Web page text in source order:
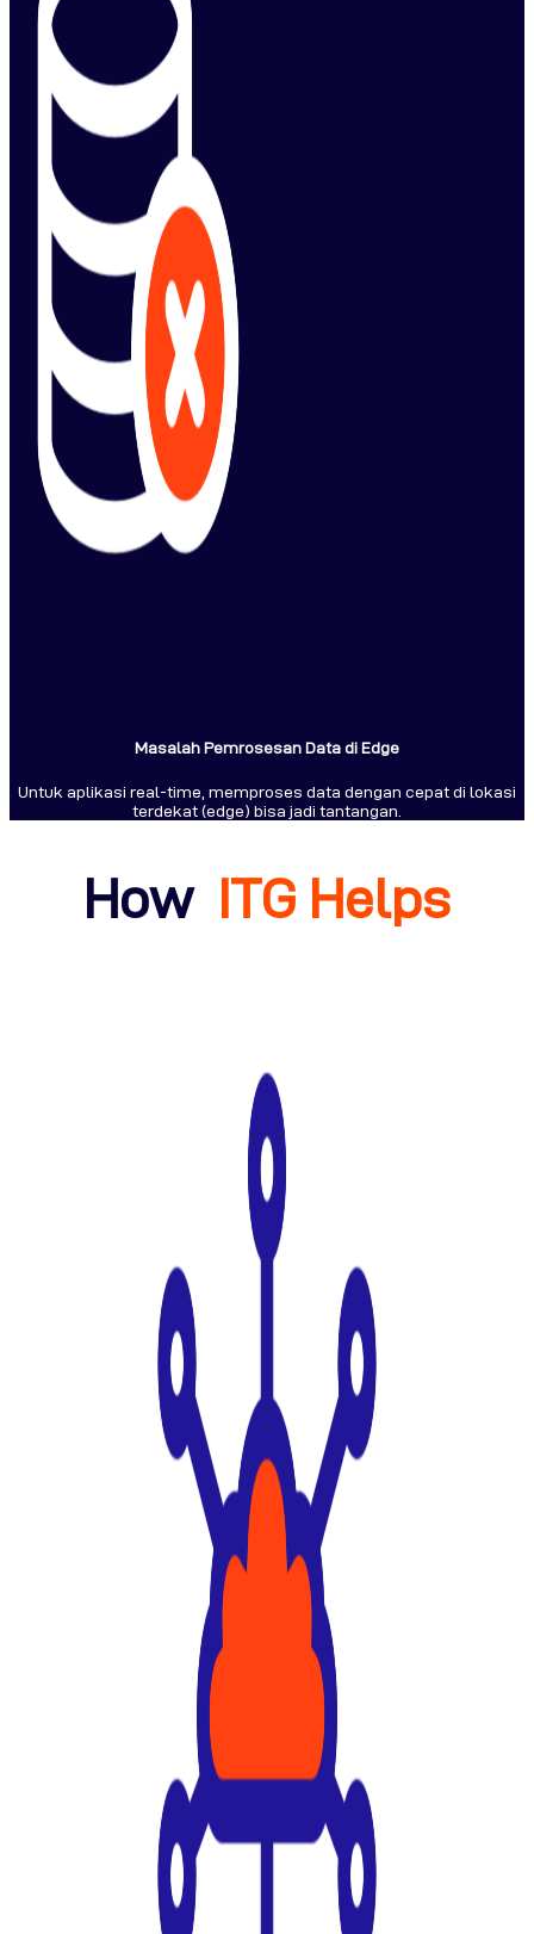
Masalah Pemrosesan Data di Edge
Untuk aplikasi real-time, memproses data dengan cepat di lokasi
terdekat (edge) bisa jadi tantangan.
How ITG Helps